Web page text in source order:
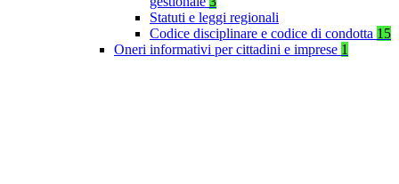
Statuti e leggi regionali
Codice disciplinare e codice di condotta 15
Oneri informativi per cittadini e imprese 1